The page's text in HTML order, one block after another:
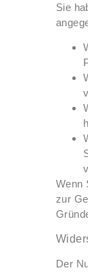
Sie
Wenn
zur
Der